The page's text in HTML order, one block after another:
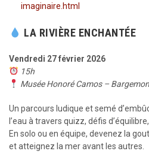
imaginaire.html
LA RIVIÈRE ENCHANTÉE
Vendredi 27 février 2026
15h
Musée Honoré Camos – Bargemon
Un parcours ludique et semé
l’eau à travers quizz, défis
En solo ou en équipe, devenez la
et atteignez la mer avant les autres.